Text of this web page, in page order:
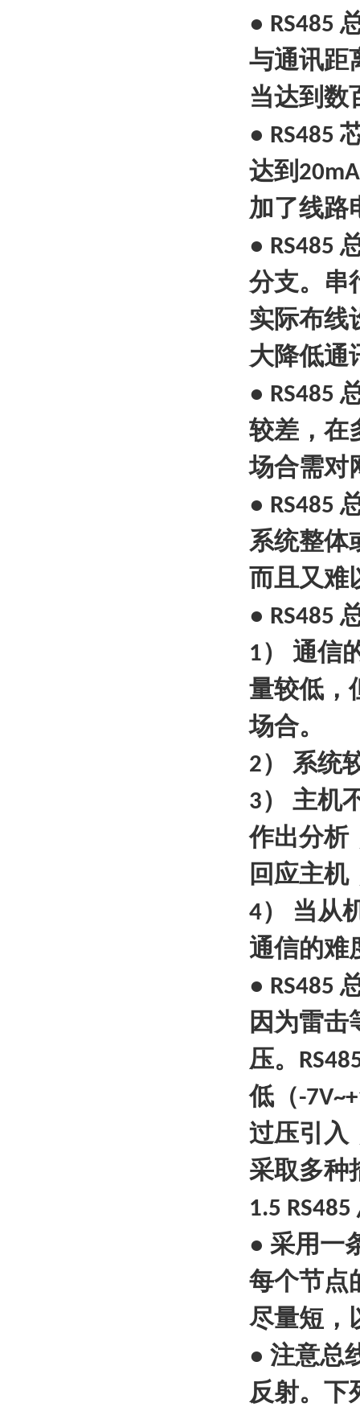
● RS485
与通讯距
当达到数
● RS485
达到 20mA
加了线路
● RS485
分支。串
实际布线
大降低通
● RS485
较差，在
场合需对
● RS485
系统整体
而且又难
● RS485
1）
通信
量较低，
场合。
2） 系统
3）
主机
作出分析
回应主机
4）
当从
通信的难
● RS485
因为雷击
压。
低（-
过压引入
采取多种
1.5 RS485
● 采用一
每个节点
尽量短，
● 注意总
反射。下